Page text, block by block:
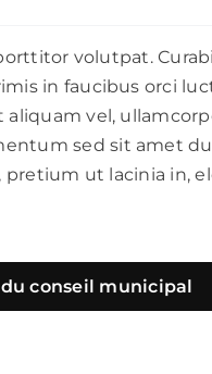
volutpat.
in faucibus orci
vel,
sed sit amet
pretium ut lacinia in,
conseil municipal